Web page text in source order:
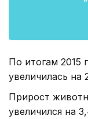
По итогам 2015
увеличилась на
Прирост
увеличился на